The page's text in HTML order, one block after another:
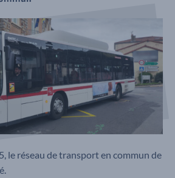
le réseau de transport en commun de